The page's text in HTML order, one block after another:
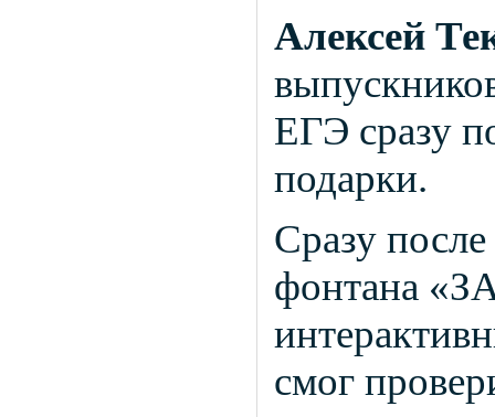
Алексей
ЕГЭ сразу
подарки.
Сразу
фонтана
смог